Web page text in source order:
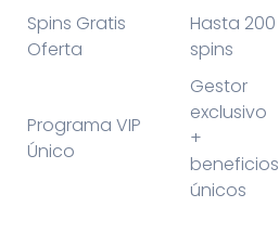
Spins Gratis
Oferta
Hasta 200
spins
Programa VIP
Único
Gestor
exclusivo
+
beneficios
únicos